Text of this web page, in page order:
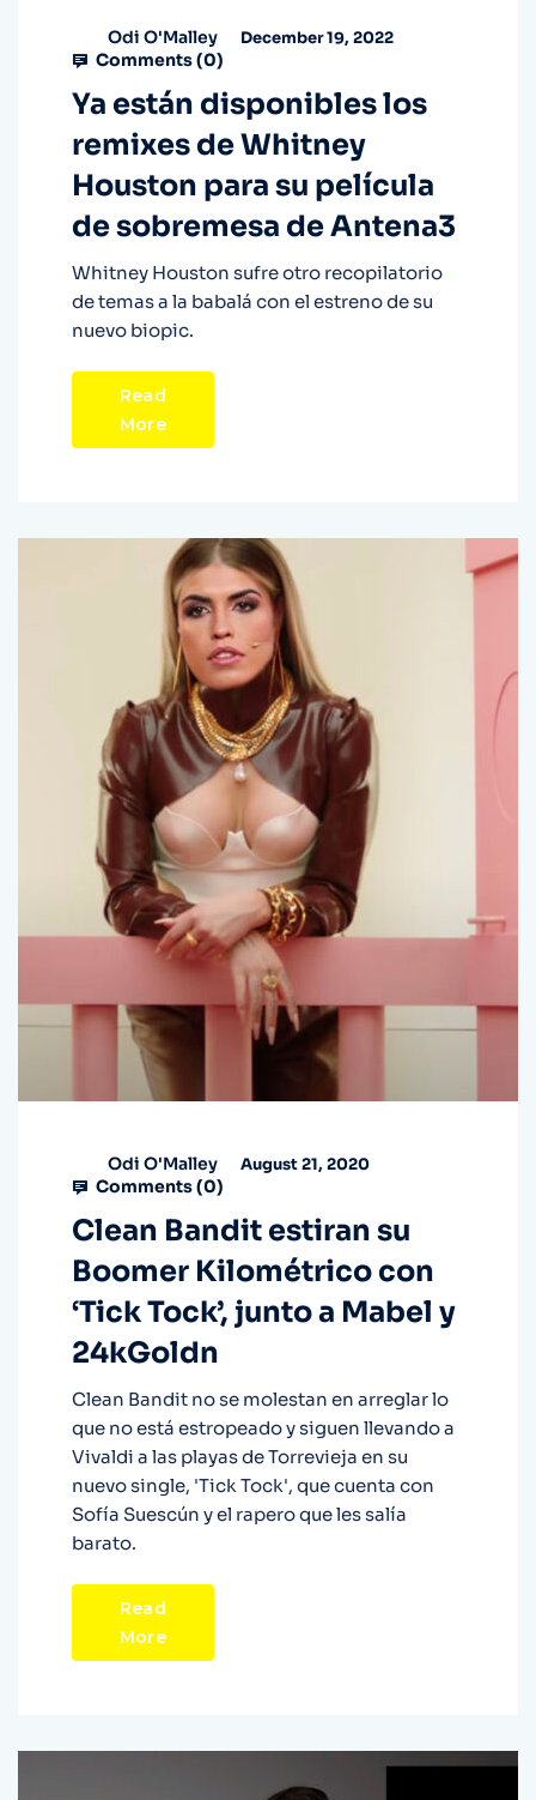
Odi O'Malley December 19, 2022
Comments (0)
Ya están disponibles los
remixes de Whitney
Houston para su película
de sobremesa de Antena3
Whitney Houston sufre otro recopilatorio
de temas a la babalá con el estreno de su
nuevo biopic.
Read
More
Odi O'Malley August 21, 2020
Comments (0)
Clean Bandit estiran su
Boomer Kilométrico con
‘Tick Tock’, junto a Mabel y
24kGoldn
Clean Bandit no se molestan en arreglar lo
que no está estropeado y siguen llevando a
Vivaldi a las playas de Torrevieja en su
nuevo single, 'Tick Tock', que cuenta con
Sofía Suescún y el rapero que les salía
barato.
Read
More